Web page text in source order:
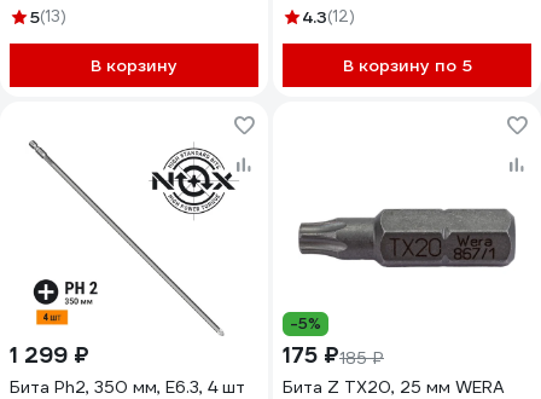
5(13)
В корзину
4.3(12)
В корзину по 5
1 299 ₽
Бита Ph2, 350 мм, E6.3, 4 шт
-5%
175 ₽185 ₽
Бита Z TX20, 25 мм WERA